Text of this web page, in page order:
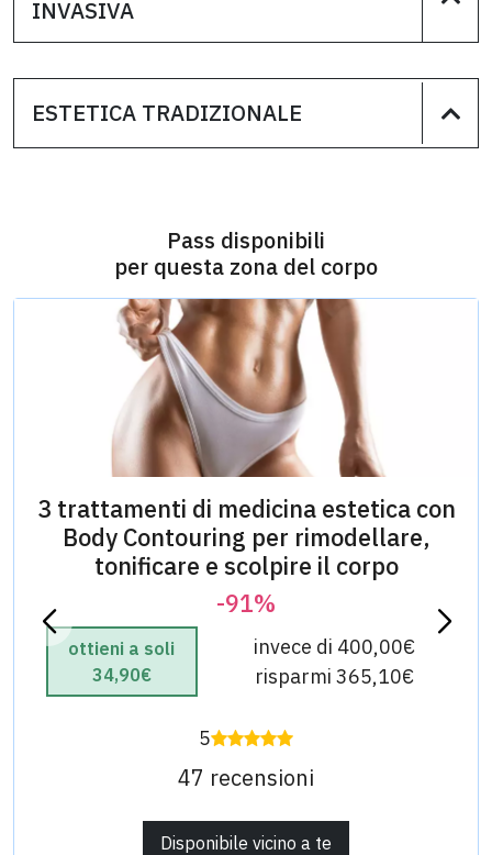
INVASIVA
ESTETICA TRADIZIONALE
Pass disponibili
per questa zona del corpo
3 trattamenti di medicina estetica con
Body Contouring per rimodellare,
tonificare e scolpire il corpo
-91%
ottieni a soli
34,90€
invece di 400,00€
risparmi 365,10€
5
47 recensioni
Disponibile vicino a te